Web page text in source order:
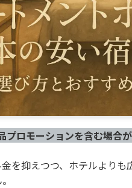
プロモーションを含む場合
を抑えつつ、ホテルよりも